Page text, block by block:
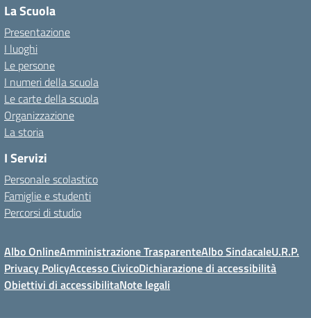
La Scuola
Presentazione
I luoghi
Le persone
I numeri della scuola
Le carte della scuola
Organizzazione
La storia
I Servizi
Personale scolastico
Famiglie e studenti
Percorsi di studio
Albo OnlineAmministrazione TrasparenteAlbo SindacaleU.R.P.
Privacy PolicyAccesso CivicoDichiarazione di accessibilità
Obiettivi di accessibilitaNote legali